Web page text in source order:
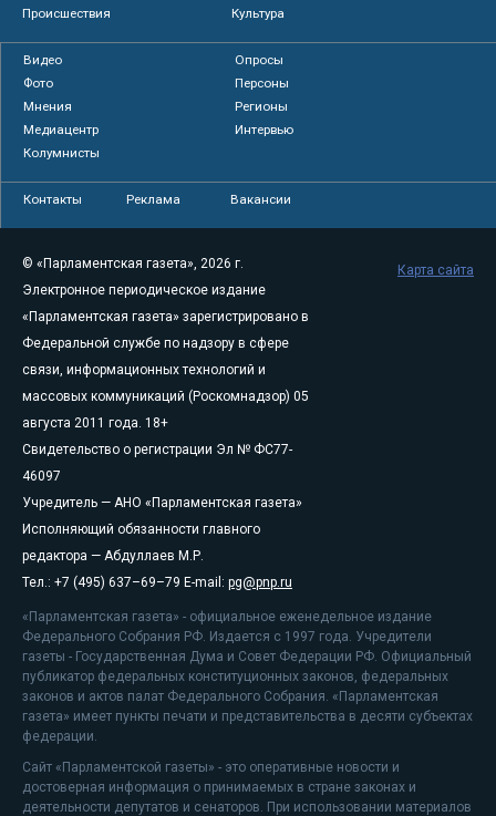
Происшествия
Культура
Видео
Опросы
Фото
Персоны
Мнения
Регионы
Медиацентр
Интервью
Колумнисты
Контакты Реклама Вакансии
© «Парламентская газета», 2026 г.
Электронное периодическое издание
«Парламентская газета» зарегистрировано в
Федеральной службе по надзору в сфере
связи, информационных технологий и
массовых коммуникаций (Роскомнадзор) 05
августа 2011 года. 18+
Свидетельство о регистрации Эл № ФС77-
46097
Учредитель — АНО «Парламентская газета»
Исполняющий обязанности главного
редактора — Абдуллаев М.Р.
Тел.: +7 (495) 637–69–79 E-mail: pg@pnp.ru
«Парламентская газета» - официальное еженедельное издание
Федерального Собрания РФ. Издается с 1997 года. Учредители
газеты - Государственная Дума и Совет Федерации РФ. Официальный
публикатор федеральных конституционных законов, федеральных
законов и актов палат Федерального Собрания. «Парламентская
газета» имеет пункты печати и представительства в десяти субъектах
федерации.
Сайт «Парламентской газеты» - это оперативные новости и
достоверная информация о принимаемых в стране законах и
деятельности депутатов и сенаторов. При использовании материалов
Карта сайта